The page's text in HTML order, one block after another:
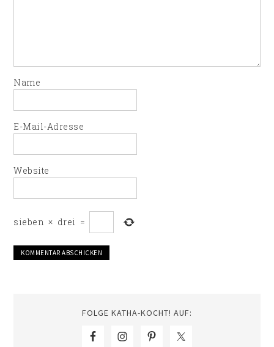
Name
E-Mail-Adresse
Website
sieben × drei =
FOLGE KATHA-KOCHT! AUF: